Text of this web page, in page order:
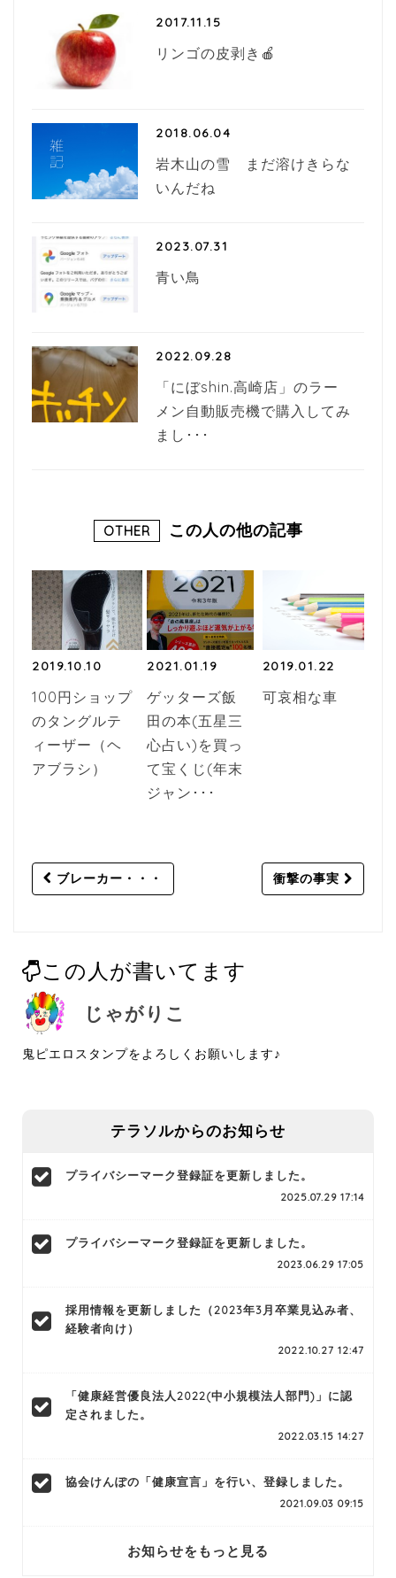
2017.11.15
リンゴの皮剥き🍎
2018.06.04
岩木山の雪 まだ溶けきらな
いんだね
2023.07.31
青い鳥
2022.09.28
「にぼshin.高崎店」のラー
メン自動販売機で購入してみ
まし･･･
OTHER この人の他の記事
2019.10.10
100円ショップ
のタングルテ
ィーザー（ヘ
アブラシ）
2021.01.19
ゲッターズ飯
田の本(五星三
心占い)を買っ
て宝くじ(年末
ジャン･･･
2019.01.22
可哀相な車
Post
ブレーカー・・・ 衝撃の事実
この人が書いてます
じゃがりこ
鬼ピエロスタンプをよろしくお願いします♪
テラソルからのお知らせ
プライバシーマーク登録証を更新しました。
2025.07.29 17:14
プライバシーマーク登録証を更新しました。
2023.06.29 17:05
採用情報を更新しました（2023年3月卒業見込み者、
経験者向け）
2022.10.27 12:47
「健康経営優良法人2022(中小規模法人部門)」に認
定されました。
2022.03.15 14:27
協会けんぽの「健康宣言」を行い、登録しました。
2021.09.03 09:15
お知らせをもっと見る